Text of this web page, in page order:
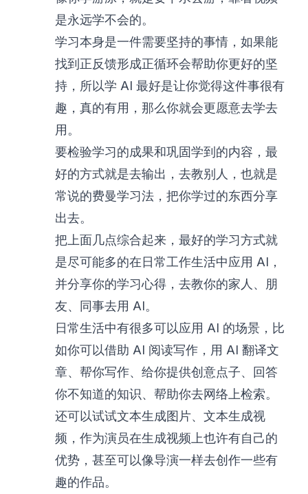
是永远学不会的。
学习本身是一件需要坚持的事情，如果能
找到正反馈形成正循环会帮助你更好的坚
持，所以学 AI 最好是让你觉得这件事很有
趣，真的有用，那么你就会更愿意去学去
用。
要检验学习的成果和巩固学到的内容，最
好的方式就是去输出，去教别人，也就是
常说的费曼学习法，把你学过的东西分享
出去。
把上面几点综合起来，最好的学习方式就
是尽可能多的在日常工作生活中应用 AI，
并分享你的学习心得，去教你的家人、朋
友、同事去用 AI。
日常生活中有很多可以应用 AI 的场景，比
如你可以借助 AI 阅读写作，用 AI 翻译文
章、帮你写作、给你提供创意点子、回答
你不知道的知识、帮助你去网络上检索。
还可以试试文本生成图片、文本生成视
频，作为演员在生成视频上也许有自己的
优势，甚至可以像导演一样去创作一些有
趣的作品。